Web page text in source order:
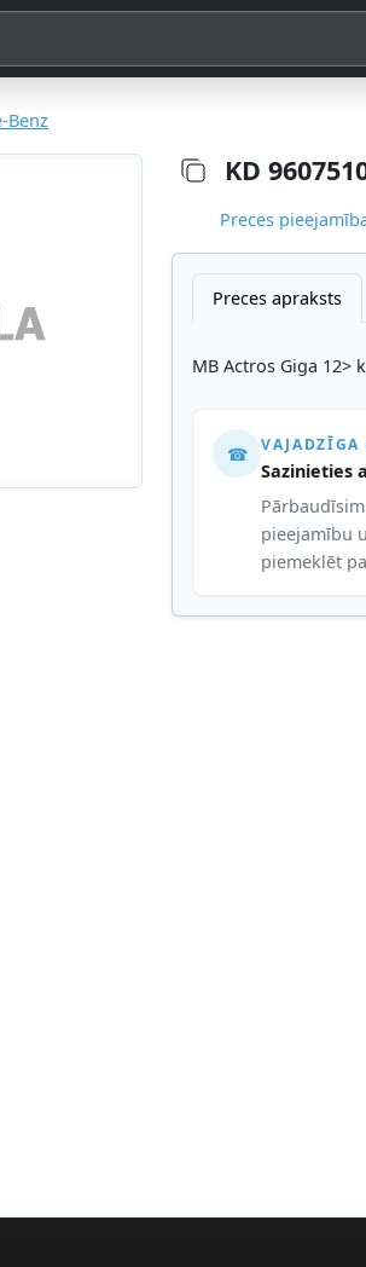
koda
Benz
KD
Preces
Preces apraksts
MB Actros Giga 12>
☎
Sazinieties
pieejamību
piemeklēt